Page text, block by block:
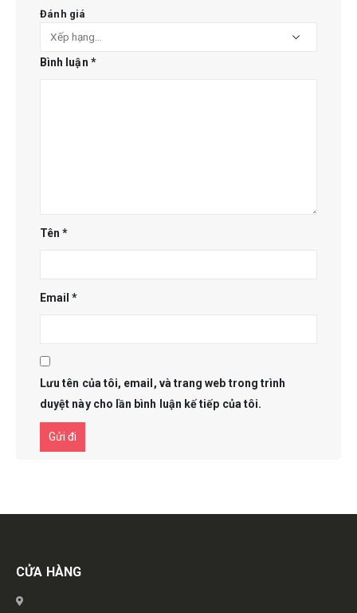
Đánh giá
Bình luận *
Tên*
Email*
Lưu tên của tôi, email, và trang web trong trình
duyệt này cho lần bình luận kế tiếp của tôi.
Get in touch
CỬA HÀNG